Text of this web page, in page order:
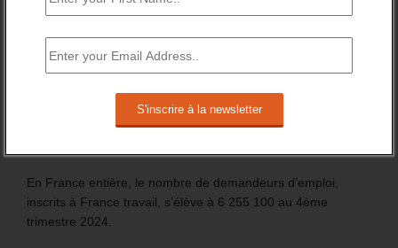
procédures d’inscription automatique, des jeunes
bénéficiaires d’une prestation (Pacea et CEJ) et des
En France entière, le nombre de demandeurs d’emploi,
inscrits à France travail, s’élève à 6 255 100 au 4ème
trimestre 2024.